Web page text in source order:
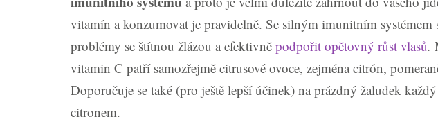
vitamín a konzumovat je pravidelně. Se silným imunitním
problémy se štítnou žlázou a efektivně podpořit opětovný růst vlasů.
vitamin C patří samozřejmě citrusové ovoce, zejména citrón,
Doporučuje se také (pro ještě lepší účinek) na prázdný žaludek
citronem.